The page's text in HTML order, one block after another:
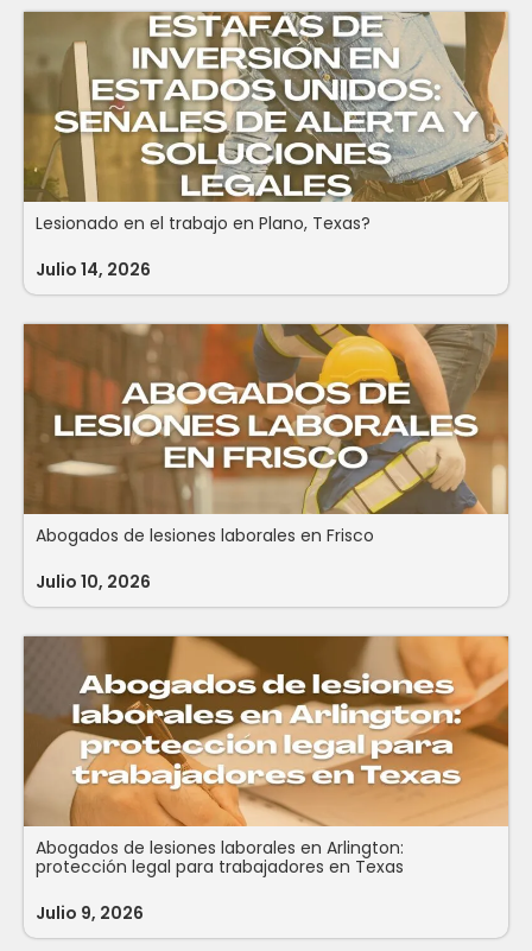
Lesionado en el trabajo en Plano, Texas?
Julio 14, 2026
Abogados de lesiones laborales en Frisco
Julio 10, 2026
Abogados de lesiones laborales en Arlington:
protección legal para trabajadores en Texas
Julio 9, 2026